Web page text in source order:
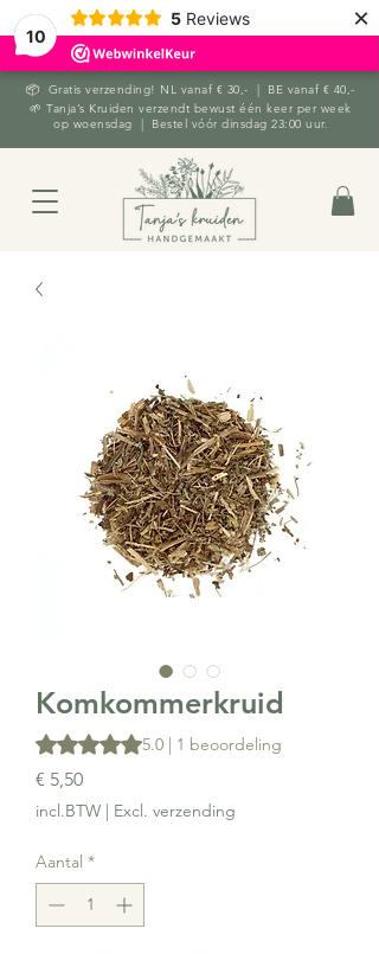
10
5 Reviews ×
📦 Gratis verzending! NL vanaf € 30,- | BE vanaf € 40,-
🌱 Tanja’s Kruiden verzendt bewust één keer per week
op woensdag | Bestel vóór dinsdag 23:00 uur.
Komkommerkruid
Waardering is 5.0 op vijf sterren op basis
5.0 | 1 beoordeling
€ 5,50Prijs
incl.BTW | Excl. verzending
Aantal *